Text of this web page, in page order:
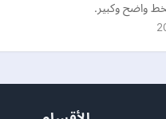
واضح وكبير.